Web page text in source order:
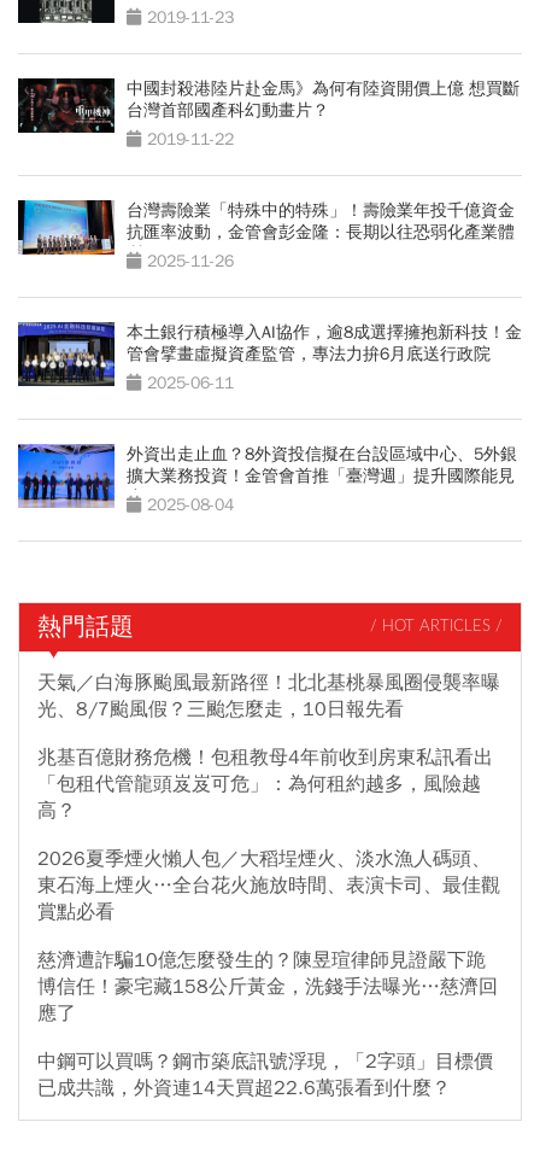
2019-11-23
中國封殺港陸片赴金馬》為何有陸資開價上億 想買斷
台灣首部國產科幻動畫片？
2019-11-22
台灣壽險業「特殊中的特殊」！壽險業年投千億資金
抗匯率波動，金管會彭金隆：長期以往恐弱化產業體
質 2025-11-26
本土銀行積極導入AI協作，逾8成選擇擁抱新科技！金
管會擘畫虛擬資產監管，專法力拚6月底送行政院
2025-06-11
外資出走止血？8外資投信擬在台設區域中心、5外銀
擴大業務投資！金管會首推「臺灣週」提升國際能見
度 2025-08-04
熱門話題 / HOT ARTICLES /
天氣／白海豚颱風最新路徑！北北基桃暴風圈侵襲率曝
光、8/7颱風假？三颱怎麼走，10日報先看
兆基百億財務危機！包租教母4年前收到房東私訊看出
「包租代管龍頭岌岌可危」：為何租約越多，風險越
高？
2026夏季煙火懶人包／大稻埕煙火、淡水漁人碼頭、
東石海上煙火…全台花火施放時間、表演卡司、最佳觀
賞點必看
慈濟遭詐騙10億怎麼發生的？陳昱瑄律師見證嚴下跪
博信任！豪宅藏158公斤黃金，洗錢手法曝光…慈濟回
應了
中鋼可以買嗎？鋼市築底訊號浮現，「2字頭」目標價
已成共識，外資連14天買超22.6萬張看到什麼？